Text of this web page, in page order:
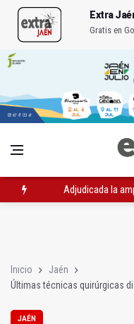
Extra
Gratis en
Adjudicada la
Inicio
Jaén
Últimas técnicas quirúrgicas
JAÉN